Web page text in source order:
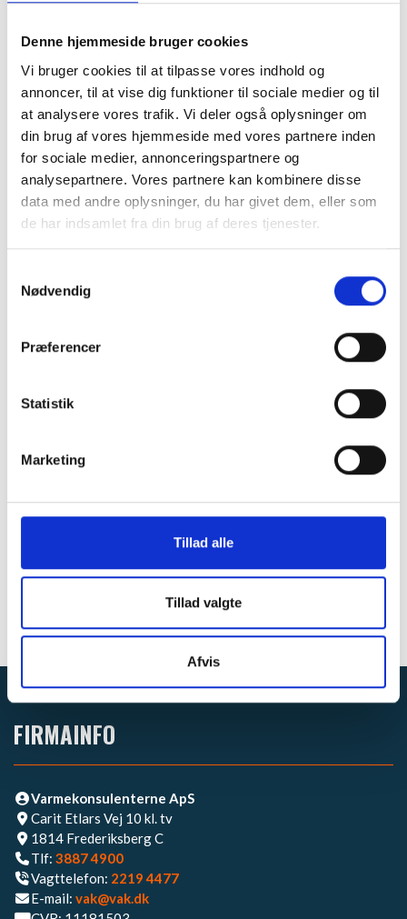
Denne hjemmeside bruger cookies
Vi bruger cookies til at tilpasse vores indhold og
annoncer, til at vise dig funktioner til sociale medier og til
at analysere vores trafik. Vi deler også oplysninger om
din brug af vores hjemmeside med vores partnere inden
for sociale medier, annonceringspartnere og
analysepartnere. Vores partnere kan kombinere disse
data med andre oplysninger, du har givet dem, eller som
de har indsamlet fra din brug af deres tjenester.
Nødvendig
Præferencer
Statistik
Marketing
Tillad alle
Tillad valgte
Afvis
vi har derfor fortsat ordningen på frivillig basis.​
Kontakt os
nedenstående formular.
FIRMAINFO
Varmekonsulenterne ApS
Carit Etlars Vej 10 kl. tv
1814 Frederiksberg C
Tlf: 3887 4900
Vagttelefon: 2219 4477​
E-mail: vak@vak.dk